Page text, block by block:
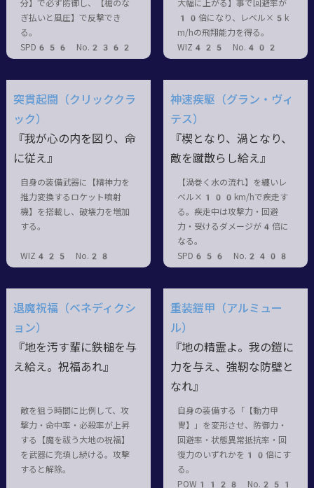
分】で必ず防御し、【槍のな
ぎ払いと風圧】で反撃でき
る。
SPD656 No.2362
大幅に上がる】事で回避率が
10倍になり、レベル×5k
m/hの飛翔能力を得る。
WIZ425 No.402
突貫起闘（クリッククラ
ック）
『我が心の内を図り、命
に従え』
自身の装備武器に【精神力を
推力変換するロケット噴射
機】を搭載し、破壊力を増加
する。
WIZ425 No.28
神速疾駆（グラン・ヴィ
テス）
『楔となり、渦となり、
敵を蹴散らし給え』
【渦巻く水の流れ】を纏いレ
ベル×100km/hで疾走す
る。疾走中は攻撃力・回避
力・受けるダメージが4倍に
なる。
SPD656 No.2408
退魔祝福（ベネディクシ
ョン）
『地を汚す輩に鉄槌を与
え給え。祝福あれ』
敵を狙う時間に比例して、攻
撃力・命中率・必殺率が上昇
する【魔を祓う大地の祝福】
を武器に充填し続ける。攻擊
すると解除。
重装鎧甲（アルミュー
ル）
『地の精霊よ。我の鎧に
力を与え、強靭な防壁と
なれ』
自身の装備する「【動力甲
冑】」を変形させ、防御力・
回避率・状態異常抵抗率・回
復力のいずれかを10倍にす
る。
POW1128 No.251